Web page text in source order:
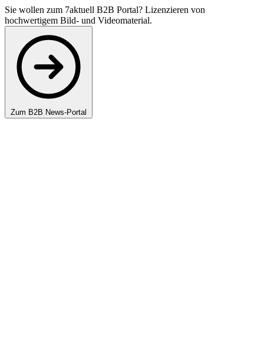
Sie wollen zum 7aktuell B2B Portal? Lizenzieren von
hochwertigem Bild- und Videomaterial.
Zum B2B News-Portal